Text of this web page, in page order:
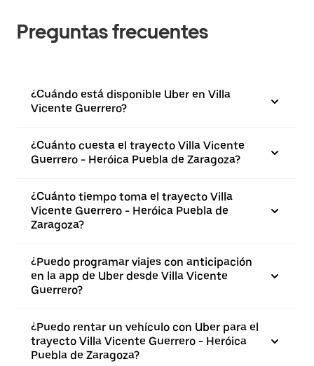
Preguntas frecuentes
¿Cuándo está disponible Uber en Villa
Vicente Guerrero?
¿Cuánto cuesta el trayecto Villa Vicente
Guerrero - Heróica Puebla de Zaragoza?
¿Cuánto tiempo toma el trayecto Villa
Vicente Guerrero - Heróica Puebla de
Zaragoza?
¿Puedo programar viajes con anticipación
en la app de Uber desde Villa Vicente
Guerrero?
¿Puedo rentar un vehículo con Uber para el
trayecto Villa Vicente Guerrero - Heróica
Puebla de Zaragoza?